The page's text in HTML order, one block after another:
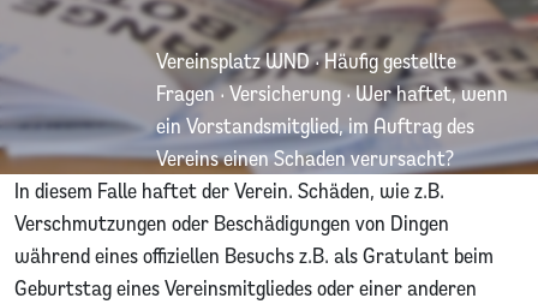
Vereinsplatz WND·Häufig gestellte
Fragen·Versicherung·Wer haftet, wenn
ein Vorstandsmitglied, im Auftrag des
Vereins einen Schaden verursacht?
In diesem Falle haftet der Verein. Schäden, wie z.B.
Verschmutzungen oder Beschädigungen von Dingen
während eines offiziellen Besuchs z.B. als Gratulant beim
Geburtstag eines Vereinsmitgliedes oder einer anderen